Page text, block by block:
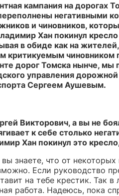
кампания на дорогах
негативными
и чиновников,
Хан покинул
в обиде как на
критикуемым чиновником
дорог Томска нынче, мы
управления
Сергеем Аушевым.
Викторович, а вы не
к себе столько
Хан покинул это
знаете, что от некоторых
Если руководство
на тебе крестик. Так
работа. Надеюсь, пока